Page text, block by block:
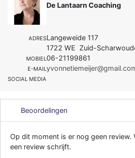
De Lantaarn Coaching
ADRESLangeweide 117
1722 WE Zuid-
MOBIEL06-21199861
E-MAIL
SOCIAL MEDIA
Beoordelingen
Op dit moment is er nog geen review.
een review schrijft.